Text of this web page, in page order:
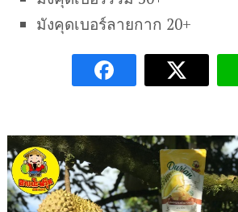
มังคุดเบอร์ลายกาก 20+